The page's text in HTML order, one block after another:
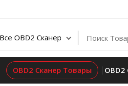
OBD2 Сканер Товары